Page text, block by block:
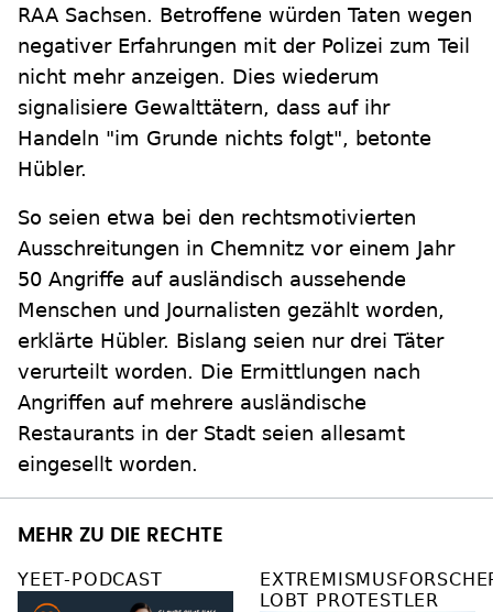
RAA Sachsen. Betroffene würden Taten wegen
negativer Erfahrungen mit der Polizei zum Teil
nicht mehr anzeigen. Dies wiederum
signalisiere Gewalttätern, dass auf ihr
Handeln "im Grunde nichts folgt", betonte
Hübler.
So seien etwa bei den rechtsmotivierten
Ausschreitungen in Chemnitz vor einem Jahr
50 Angriffe auf ausländisch aussehende
Menschen und Journalisten gezählt worden,
erklärte Hübler. Bislang seien nur drei Täter
verurteilt worden. Die Ermittlungen nach
Angriffen auf mehrere ausländische
Restaurants in der Stadt seien allesamt
eingesellt worden.
MEHR ZU DIE RECHTE
YEET-PODCAST
LOBT PROTESTLER